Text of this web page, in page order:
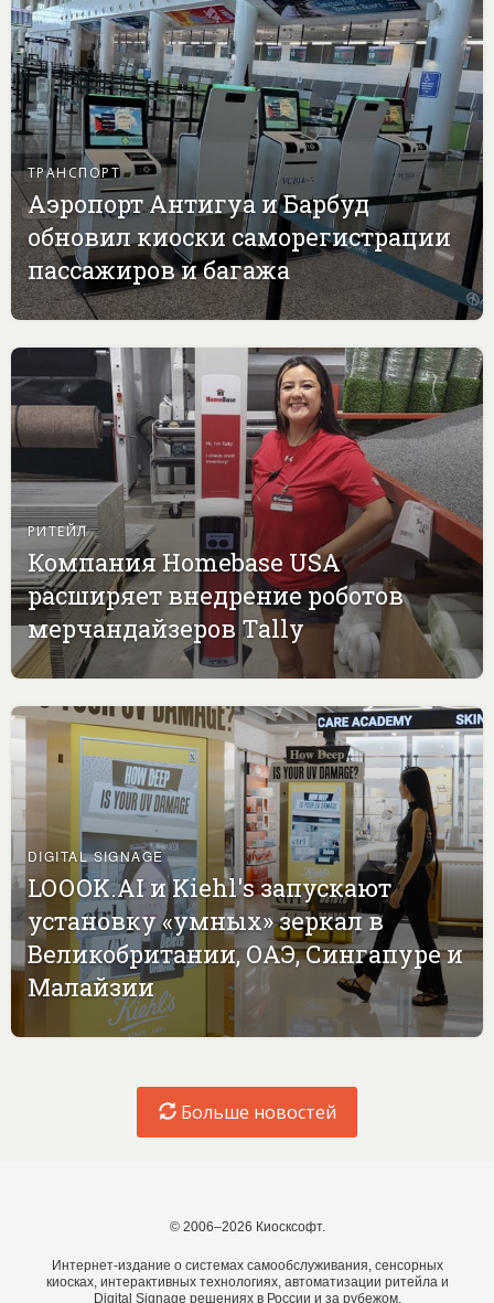
ТРАНСПОРТ
Аэропорт Антигуа и Барбуд
обновил киоски саморегистрации
пассажиров и багажа
РИТЕЙЛ
Компания Homebase USA
расширяет внедрение роботов
мерчандайзеров Tally
DIGITAL SIGNAGE
LOOOK.AI и Kiehl's запускают
установку «умных» зеркал в
Великобритании, ОАЭ, Сингапуре и
Малайзии
Больше новостей
© 2006–2026 Киосксофт.
Интернет-издание о системах самообслуживания, сенсорных
киосках, интерактивных технологиях, автоматизации ритейла и
Digital Signage решениях в России и за рубежом.